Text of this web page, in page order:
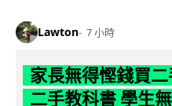
Lawton 7 小時
家長無得慳錢買
二手教科書 學生